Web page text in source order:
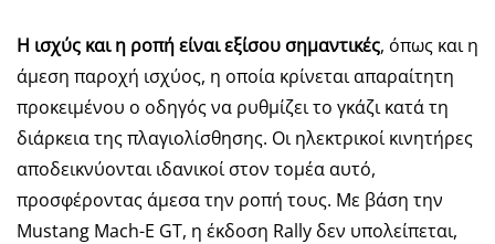
Η ισχύς και η ροπή είναι εξίσου σημαντικές, όπως και η
άμεση παροχή ισχύος, η οποία κρίνεται απαραίτητη
προκειμένου ο οδηγός να ρυθμίζει το γκάζι κατά τη
διάρκεια της πλαγιολίσθησης. Οι ηλεκτρικοί κινητήρες
αποδεικνύονται ιδανικοί στον τομέα αυτό,
προσφέροντας άμεσα την ροπή τους. Με βάση την
Mustang Mach-E GT, η έκδοση Rally δεν υπολείπεται,